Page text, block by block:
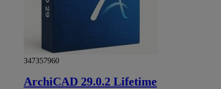
347357960
ArchiCAD 29.0.2 Lifetime